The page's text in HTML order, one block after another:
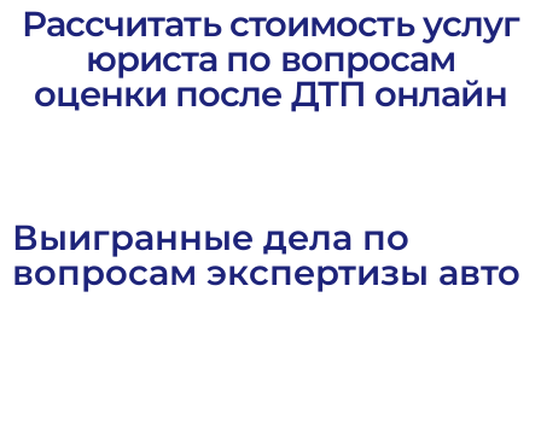
Рассчитать стоимость услуг
юриста по вопросам
оценки после ДТП онлайн
Выигранные дела по
вопросам экспертизы авто